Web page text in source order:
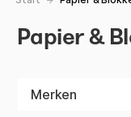
Papier &
Merken